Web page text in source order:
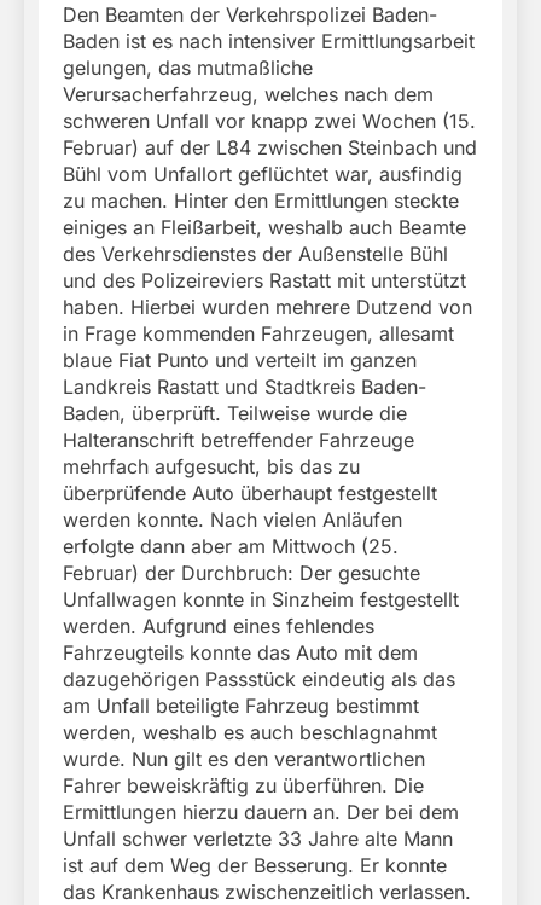
Den Beamten der Verkehrspolizei Baden-
Baden ist es nach intensiver Ermittlungsarbeit
gelungen, das mutmaßliche
Verursacherfahrzeug, welches nach dem
schweren Unfall vor knapp zwei Wochen (15.
Februar) auf der L84 zwischen Steinbach und
Bühl vom Unfallort geflüchtet war, ausfindig
zu machen. Hinter den Ermittlungen steckte
einiges an Fleißarbeit, weshalb auch Beamte
des Verkehrsdienstes der Außenstelle Bühl
und des Polizeireviers Rastatt mit unterstützt
haben. Hierbei wurden mehrere Dutzend von
in Frage kommenden Fahrzeugen, allesamt
blaue Fiat Punto und verteilt im ganzen
Landkreis Rastatt und Stadtkreis Baden-
Baden, überprüft. Teilweise wurde die
Halteranschrift betreffender Fahrzeuge
mehrfach aufgesucht, bis das zu
überprüfende Auto überhaupt festgestellt
werden konnte. Nach vielen Anläufen
erfolgte dann aber am Mittwoch (25.
Februar) der Durchbruch: Der gesuchte
Unfallwagen konnte in Sinzheim festgestellt
werden. Aufgrund eines fehlendes
Fahrzeugteils konnte das Auto mit dem
dazugehörigen Passstück eindeutig als das
am Unfall beteiligte Fahrzeug bestimmt
werden, weshalb es auch beschlagnahmt
wurde. Nun gilt es den verantwortlichen
Fahrer beweiskräftig zu überführen. Die
Ermittlungen hierzu dauern an. Der bei dem
Unfall schwer verletzte 33 Jahre alte Mann
ist auf dem Weg der Besserung. Er konnte
das Krankenhaus zwischenzeitlich verlassen.